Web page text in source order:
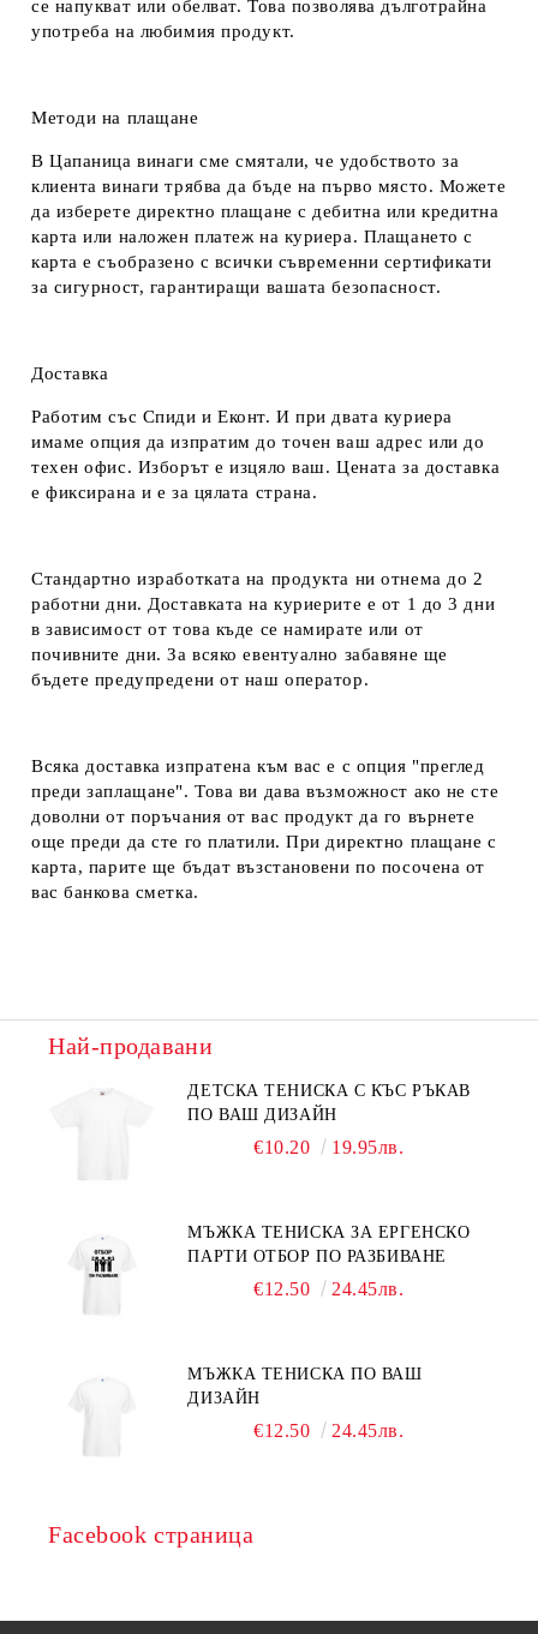
се напукват или обелват. Това позволява дълготрайна
употреба на любимия продукт.
Методи на плащане
В Цапаница винаги сме смятали, че удобството за
клиента винаги трябва да бъде на първо място. Можете
да изберете директно плащане с дебитна или кредитна
карта или наложен платеж на куриера. Плащането с
карта е съобразено с всички съвременни сертификати
за сигурност, гарантиращи вашата безопасност.
Доставка
Работим със Спиди и Еконт. И при двата куриера
имаме опция да изпратим до точен ваш адрес или до
техен офис. Изборът е изцяло ваш. Цената за доставка
е фиксирана и е за цялата страна.
Стандартно изработката на продукта ни отнема до 2
работни дни. Доставката на куриерите е от 1 до 3 дни
в зависимост от това къде се намирате или от
почивните дни. За всяко евентуално забавяне ще
бъдете предупредени от наш оператор.
Всяка доставка изпратена към вас е с опция "преглед
преди заплащане". Това ви дава възможност ако не сте
доволни от поръчания от вас продукт да го върнете
още преди да сте го платили. При директно плащане с
карта, парите ще бъдат възстановени по посочена от
вас банкова сметка.
Най-продавани
ДЕТСКА ТЕНИСКА С КЪС РЪКАВ
ПО ВАШ ДИЗАЙН
€10.20 19.95лв.
МЪЖКА ТЕНИСКА ЗА ЕРГЕНСКО
ПАРТИ ОТБОР ПО РАЗБИВАНЕ
€12.50 24.45лв.
МЪЖКА ТЕНИСКА ПО ВАШ
ДИЗАЙН
€12.50 24.45лв.
Facebook страница